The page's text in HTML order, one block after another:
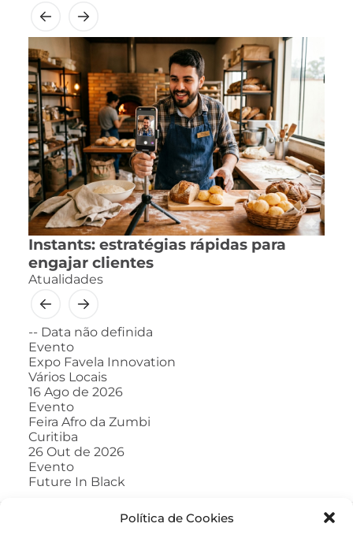
Política de Cookies
Instants: estratégias rápidas para
engajar clientes
Atualidades
-- Data não definida
Evento
Expo Favela Innovation
Vários Locais
16 Ago de 2026
Evento
Feira Afro da Zumbi
Curitiba
26 Out de 2026
Evento
Future In Black